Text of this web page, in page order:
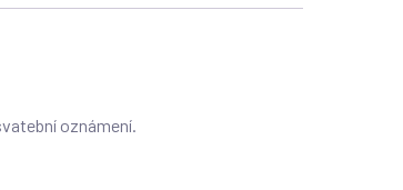
oznámení.